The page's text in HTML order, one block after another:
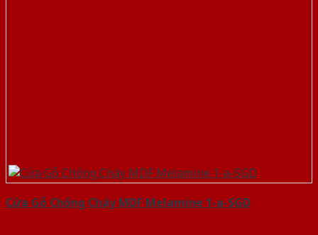
Cửa Gỗ Chống Cháy MDF Melamine 1-a-SGD